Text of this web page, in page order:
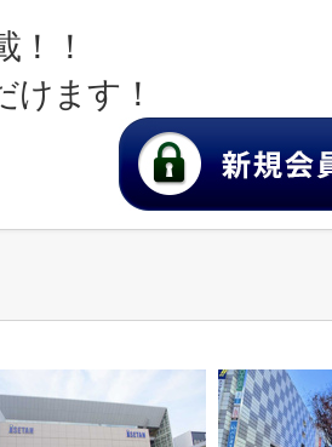
！
けます！